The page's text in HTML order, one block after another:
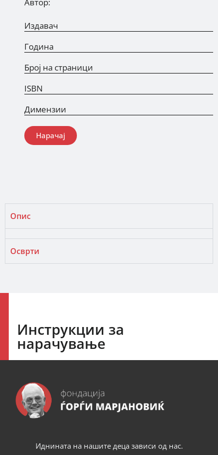
Автор:
Издавач
Година
Број на страници
ISBN
Димензии
Нарачај
Опис
Осврти
Инструкции за
нарачување
Иднината на нашите деца зависи од нас.